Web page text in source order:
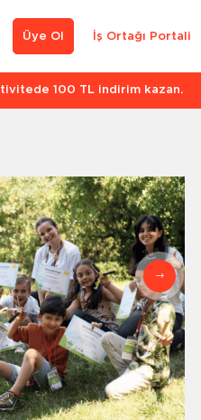
İş Ortağı Portali
Üye Ol
100 TL indirim kazan.